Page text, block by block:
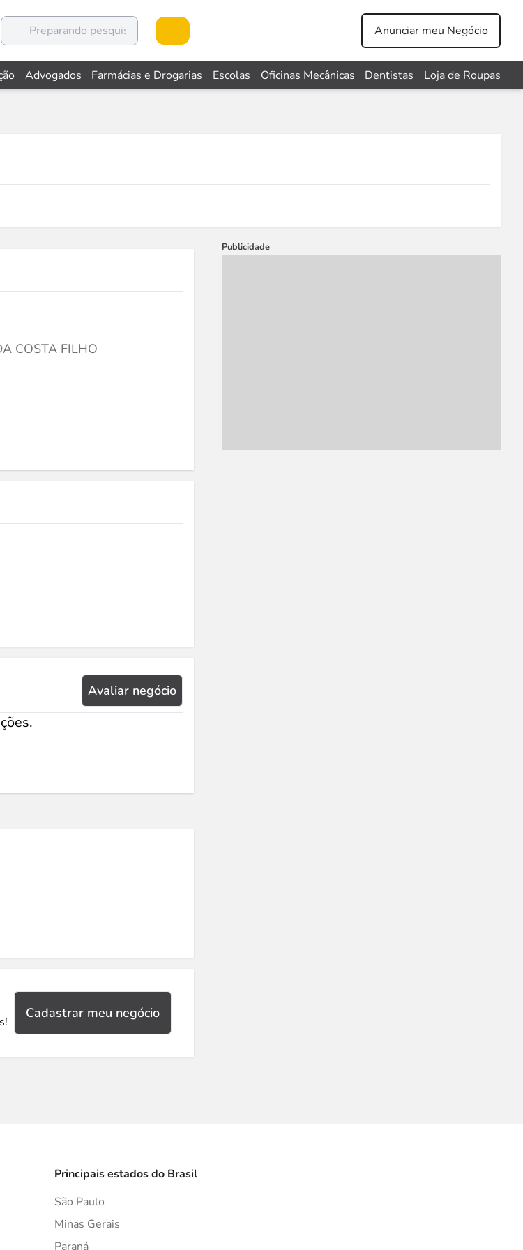
Anunciar meu Negócio
Advogados Farmácias e Drogarias Escolas Oficinas Mecânicas Dentistas Loja de Roupas
COSTA FILHO
Avaliar negócio
Cadastrar meu negócio
Publicidade
Principais estados do Brasil
São Paulo
Minas Gerais
Paraná